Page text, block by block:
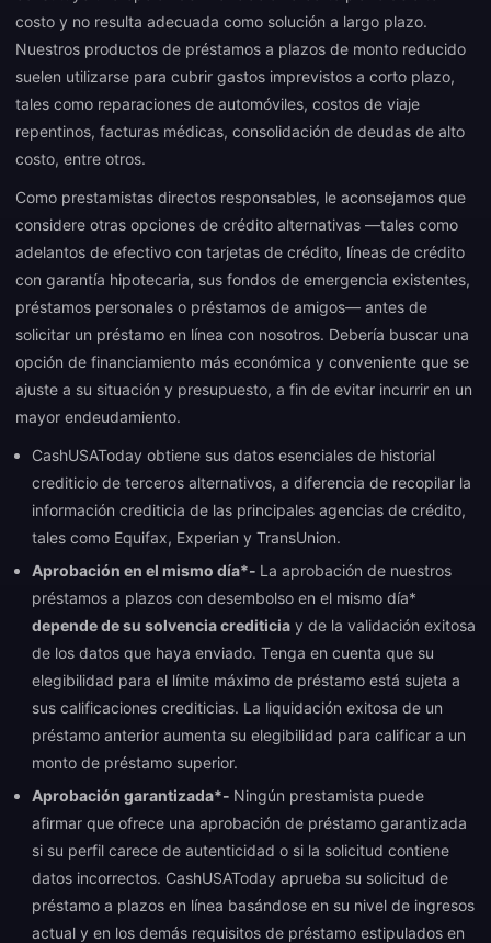
costo y no resulta adecuada como solución a largo plazo.
Nuestros productos de préstamos a plazos de monto reducido
suelen utilizarse para cubrir gastos imprevistos a corto plazo,
tales como reparaciones de automóviles, costos de viaje
repentinos, facturas médicas, consolidación de deudas de alto
costo, entre otros.
Como prestamistas directos responsables, le aconsejamos que
considere otras opciones de crédito alternativas —tales como
adelantos de efectivo con tarjetas de crédito, líneas de crédito
con garantía hipotecaria, sus fondos de emergencia existentes,
préstamos personales o préstamos de amigos— antes de
solicitar un préstamo en línea con nosotros. Debería buscar una
opción de financiamiento más económica y conveniente que se
ajuste a su situación y presupuesto, a fin de evitar incurrir en un
mayor endeudamiento.
CashUSAToday obtiene sus datos esenciales de historial
crediticio de terceros alternativos, a diferencia de recopilar la
información crediticia de las principales agencias de crédito,
tales como Equifax, Experian y TransUnion.
Aprobación en el mismo día*- La aprobación de nuestros
préstamos a plazos con desembolso en el mismo día*
depende de su solvencia crediticia y de la validación exitosa
de los datos que haya enviado. Tenga en cuenta que su
elegibilidad para el límite máximo de préstamo está sujeta a
sus calificaciones crediticias. La liquidación exitosa de un
préstamo anterior aumenta su elegibilidad para calificar a un
monto de préstamo superior.
Aprobación garantizada*- Ningún prestamista puede
afirmar que ofrece una aprobación de préstamo garantizada
si su perfil carece de autenticidad o si la solicitud contiene
datos incorrectos. CashUSAToday aprueba su solicitud de
préstamo a plazos en línea basándose en su nivel de ingresos
actual y en los demás requisitos de préstamo estipulados en